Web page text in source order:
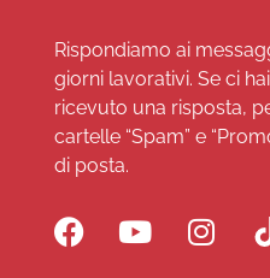
Rispondiamo ai
giorni lavorativi. Se ci
ricevuto una risposta,
cartelle “Spam” e
di posta.